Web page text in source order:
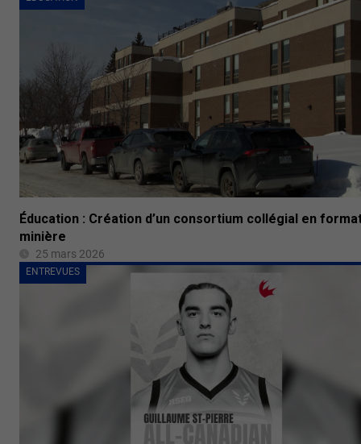
Éducation : Création d’un consortium collégial en
minière
25 mars 2026
ENTREVUES